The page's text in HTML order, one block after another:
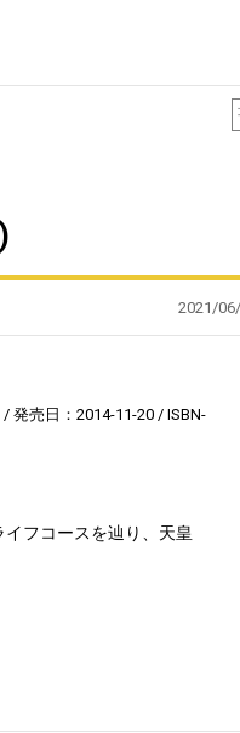
2021/
発売日：2014-11-20
ISBN-
フコースを辿り、天皇